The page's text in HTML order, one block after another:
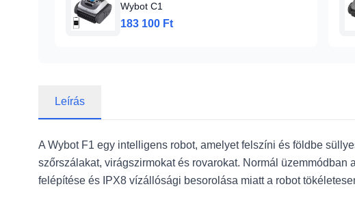
Wybot C1
183 100 Ft
Leírás
A Wybot F1 egy intelligens robot, amelyet felszíni és földbe
szőrszálakat, virágszirmokat és rovarokat. Normál
felépítése és IPX8 vízállósági besorolása miatt a robot